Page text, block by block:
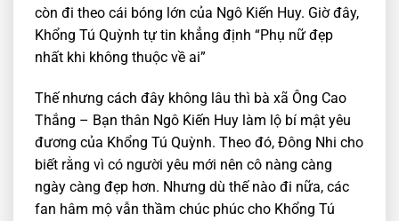
còn đi theo cái bóng lớn của Ngô Kiến Huy. Giờ đây,
Khổng Tú Quỳnh tự tin khẳng định “Phụ nữ đẹp
nhất khi không thuộc về ai”
Thế nhưng cách đây không lâu thì bà xã Ông Cao
Thắng – Bạn thân Ngô Kiến Huy làm lộ bí mật yêu
đương của Khổng Tú Quỳnh. Theo đó, Đông Nhi cho
biết rằng vì có người yêu mới nên cô nàng càng
ngày càng đẹp hơn. Nhưng dù thế nào đi nữa, các
fan hâm mộ vẫn thầm chúc phúc cho Khổng Tú